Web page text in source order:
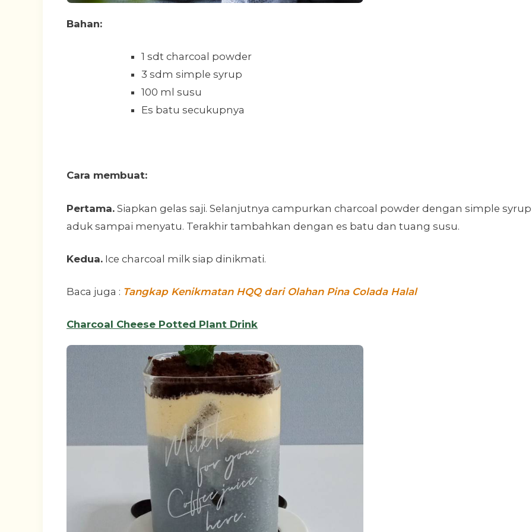
Bahan:
1 sdt charcoal powder
3 sdm simple syrup
100 ml susu
Es batu secukupnya
Cara membuat:
Pertama. Siapkan gelas saji. Selanjutnya campurkan charcoal powder dengan simple
aduk sampai menyatu. Terakhir tambahkan dengan es batu dan tuang susu.
Kedua. Ice charcoal milk siap dinikmati.
Baca juga : Tangkap Kenikmatan HQQ dari Olahan Pina Colada Halal
Charcoal Cheese Potted Plant Drink